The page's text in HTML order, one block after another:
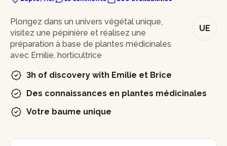
In brief
UE
Plongez dans un univers végétal unique,
visitez une pépinière et réalisez une
préparation à base de plantes médicinales
avec Emilie, horticultrice
3h of discovery with Emilie et Brice
Des connaissances en plantes médicinales
Votre baume unique